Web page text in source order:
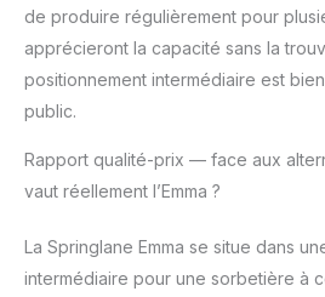
de produire régulièrement pour
apprécieront la capacité sans la
positionnement intermédiaire est
public.
Rapport qualité-prix — face aux
vaut réellement l’Emma ?
La Springlane Emma se situe dans
intermédiaire pour une sorbetière à